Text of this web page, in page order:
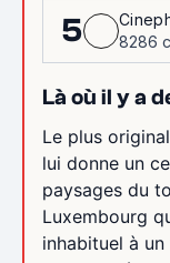
5
8286
Là où il y a
Le plus
lui donne un
paysages du
Luxembourg
inhabituel à